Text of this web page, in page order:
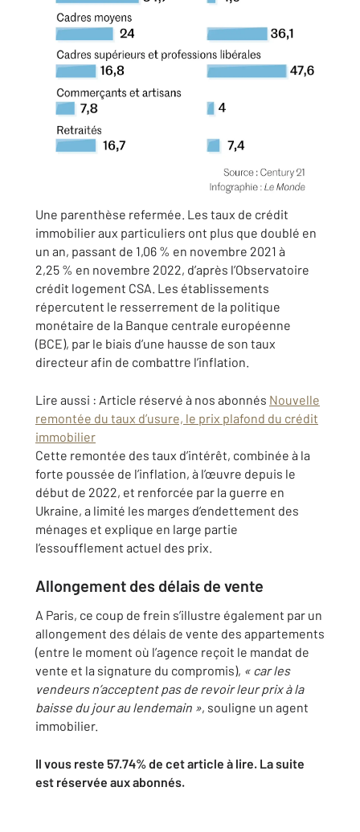
Une parenthèse refermée. Les taux de crédit
immobilier aux particuliers ont plus que doublé en
un an, passant de 1,06 % en novembre 2021 à
2,25 % en novembre 2022, d’après l’Observatoire
crédit logement CSA. Les établissements
répercutent le resserrement de la politique
monétaire de la Banque centrale européenne
(BCE), par le biais d’une hausse de son taux
directeur afin de combattre l’inflation.
Lire aussi : Article réservé à nos abonnés Nouvelle
remontée du taux d’usure, le prix plafond du crédit
immobilier
Cette remontée des taux d’intérêt, combinée à la
forte poussée de l’inflation, à l’œuvre depuis le
début de 2022, et renforcée par la guerre en
Ukraine, a limité les marges d’endettement des
ménages et explique en large partie
l’essoufflement actuel des prix.
Allongement des délais de vente
A Paris, ce coup de frein s’illustre également par un
allongement des délais de vente des appartements
(entre le moment où l’agence reçoit le mandat de
vente et la signature du compromis), « car les
vendeurs n’acceptent pas de revoir leur prix à la
baisse du jour au lendemain », souligne un agent
immobilier.
Il vous reste 57.74% de cet article à lire. La suite
est réservée aux abonnés.